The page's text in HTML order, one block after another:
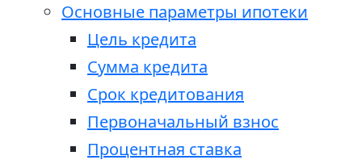
Основные параметры ипотеки
Цель кредита
Сумма кредита
Срок кредитования
Первоначальный взнос
Процентная ставка